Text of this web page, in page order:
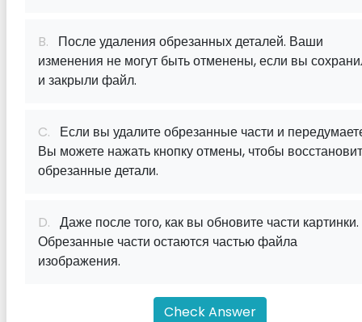
B. После удаления обрезанных деталей. Ваши
изменения не могут быть отменены, если вы
и закрыли файл.
C. Если вы удалите обрезанные части и
Вы можете нажать кнопку отмены, чтобы
обрезанные детали.
D. Даже после того, как вы обновите части картинки.
Обрезанные части остаются частью файла
изображения.
Check Answer